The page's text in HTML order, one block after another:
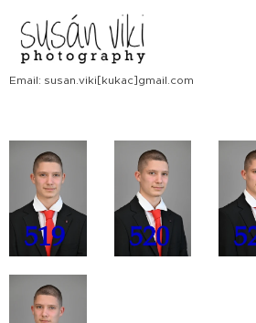
Email: susan.viki[kukac]gmail.com